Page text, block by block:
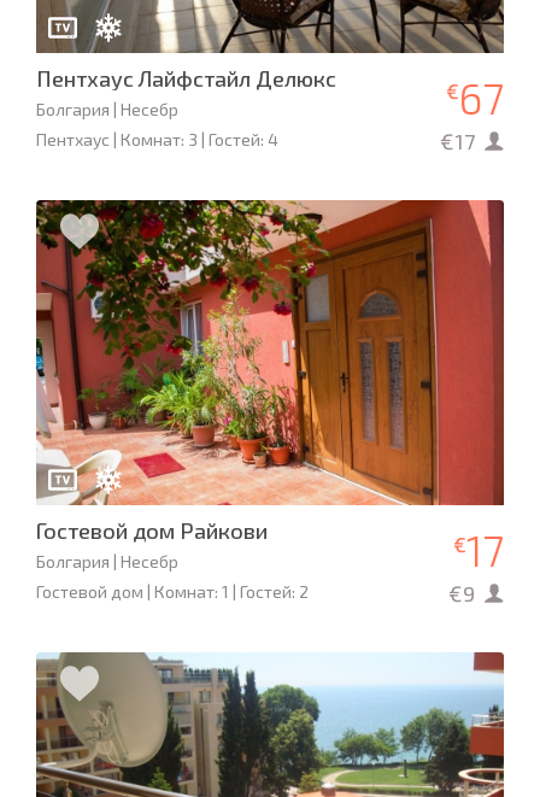
Пентхаус Лайфстайл Делюкс
Болгария | Несебр
Пентхаус | Комнат: 3 | Гостей: 4
€67
€17
Гостевой дом Райкови
Болгария | Несебр
Гостевой дом | Комнат: 1 | Гостей: 2
€17
€9